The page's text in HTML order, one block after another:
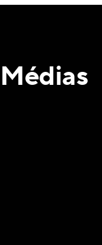
Médias